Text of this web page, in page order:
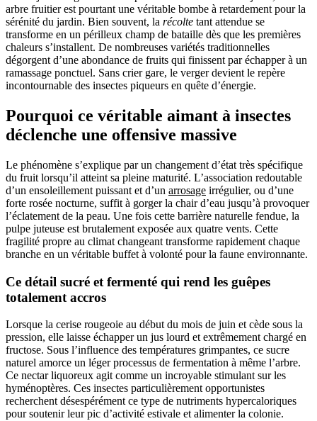
arbre fruitier est pourtant une véritable bombe à retardement pour la
sérénité du jardin. Bien souvent, la récolte tant attendue se
transforme en un périlleux champ de bataille dès que les premières
chaleurs s’installent. De nombreuses variétés traditionnelles
dégorgent d’une abondance de fruits qui finissent par échapper à un
ramassage ponctuel. Sans crier gare, le verger devient le repère
incontournable des insectes piqueurs en quête d’énergie.
Pourquoi ce véritable aimant à insectes
déclenche une offensive massive
Le phénomène s’explique par un changement d’état très spécifique
du fruit lorsqu’il atteint sa pleine maturité. L’association redoutable
d’un ensoleillement puissant et d’un arrosage irrégulier, ou d’une
forte rosée nocturne, suffit à gorger la chair d’eau jusqu’à provoquer
l’éclatement de la peau. Une fois cette barrière naturelle fendue, la
pulpe juteuse est brutalement exposée aux quatre vents. Cette
fragilité propre au climat changeant transforme rapidement chaque
branche en un véritable buffet à volonté pour la faune environnante.
Ce détail sucré et fermenté qui rend les guêpes
totalement accros
Lorsque la cerise rougeoie au début du mois de juin et cède sous la
pression, elle laisse échapper un jus lourd et extrêmement chargé en
fructose. Sous l’influence des températures grimpantes, ce sucre
naturel amorce un léger processus de fermentation à même l’arbre.
Ce nectar liquoreux agit comme un incroyable stimulant sur les
hyménoptères. Ces insectes particulièrement opportunistes
recherchent désespérément ce type de nutriments hypercaloriques
pour soutenir leur pic d’activité estivale et alimenter la colonie.